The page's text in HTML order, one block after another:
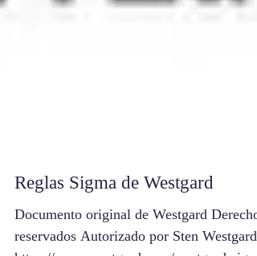
Reglas Sigma de Westgard
Documento original de Westgard Derechos